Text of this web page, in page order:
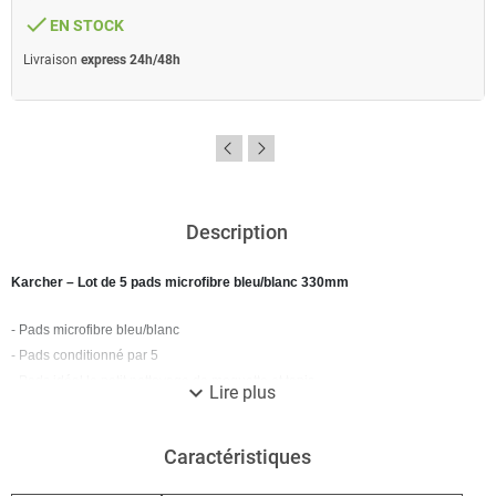
done EN STOCK
Livraison express 24h/48h
Description
Karcher – Lot de 5 pads microfibre bleu/blanc 330mm
- Pads microfibre bleu/blanc
- Pads conditionné par 5
- Idéal pour l’entretien courant des matériaux suivants : Linoleum, PVC,
pierres, carrelages, clinker, verni, grès cérame fin…
expand_more Lire plus
Caractéristiques